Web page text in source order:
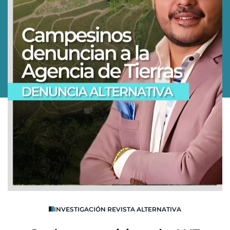
INVESTIGACIÓN REVISTA ALTERNATIVA